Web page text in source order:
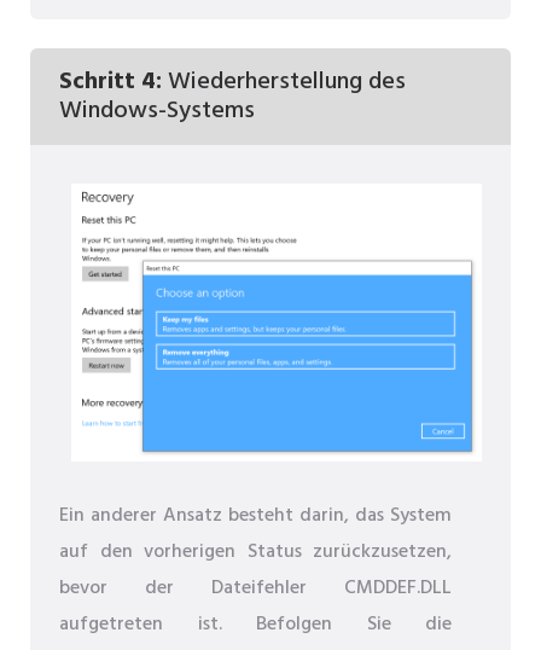
Schritt 4:Wiederherstellung des
Windows-Systems
Ein anderer Ansatz besteht darin, das System
auf den vorherigen Status zurückzusetzen,
bevor der Dateifehler CMDDEF.DLL
aufgetreten ist. Befolgen Sie die